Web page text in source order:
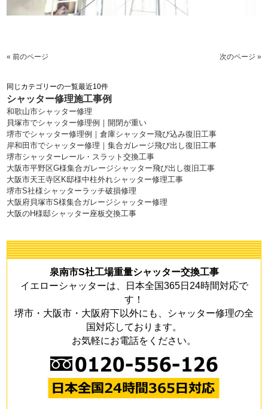
« 前のページ 次のページ »
同じカテゴリーの一覧最近10件
シャッター修理施工事例
和歌山市シャッター修理
貝塚市でシャッター修理例｜開閉が重い
堺市でシャッター修理例｜倉庫シャッター飛び込み復旧工事
岸和田市でシャッター修理｜集合ガレージ飛び出し復旧工事
堺市シャッターレール・スラット交換工事
大阪市平野区G様集合ガレージシャッター飛び出し復旧工事
大阪市天王寺区K邸様中柱外れシャッター修理工事
堺市S社様シャッターラッチ破損修理
大阪府貝塚市S様集合ガレージシャッター修理
大阪のH様邸シャッター座板交換工事
泉南市S社工場重量シャッター交換工事
イエローシャッターは、日本全国365日24時間対応で
す！
堺市・大阪市・大阪府下以外にも、シャッター修理の全
国対応しております。
お気軽にお電話をください。